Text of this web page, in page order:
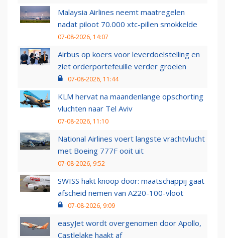
Malaysia Airlines neemt maatregelen
nadat piloot 70.000 xtc-pillen smokkelde
07-08-2026, 14:07
Airbus op koers voor leverdoelstelling en
ziet orderportefeuille verder groeien
07-08-2026, 11:44
KLM hervat na maandenlange opschorting
vluchten naar Tel Aviv
07-08-2026, 11:10
National Airlines voert langste vrachtvlucht
met Boeing 777F ooit uit
07-08-2026, 9:52
SWISS hakt knoop door: maatschappij gaat
afscheid nemen van A220-100-vloot
07-08-2026, 9:09
easyJet wordt overgenomen door Apollo,
Castlelake haakt af